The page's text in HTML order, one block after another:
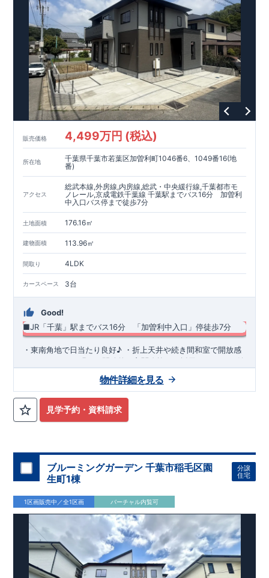
販売価格 4,499万円 (税込)
所在地
千葉県千葉市若葉区加曽利町1046番6、1049番16(地
番)
アクセス
総武本線,外房線,内房線,総武・中央緩行線,千葉都市モ
ノレール,京成電鉄千葉線 千葉駅までバス16分 加曽利
中入口バス停まで徒歩7分
土地面積 176.16㎡
建物面積 113.96㎡
間取り 4LDK
カースペース 3台
Good!
■JR「千葉」駅までバス16分 「加曽利中入口」停徒歩7分
​・東南角地で日当たり良好♪ ・折上天井や続き間和室で開放感
あふれるLDK ・明るく開放的な玄関吹抜けを採用 ・あったら嬉
スタイリッシュな洗面化粧台
【教育施設】◎ 桜木小学校 約900m(徒歩約12分) ◎ 加曽利中
学校 約250m(徒歩約4分)【買物施設】
店 約530m(徒歩約7分) ◎ ウエルシア千葉加曽利店 約700m(徒
■第三者機関が設計・建物検査(全四回)を実施 ■税制優遇あり
4分野6項目で最高等級を取得!
□ 構造の安定 (耐風等級2・耐震等級3) □ 劣化の軽減 (劣化対
策等級3) □ 維持管理への配慮 (維持管理対策等級3) □ 空気環
境 (ホルムアルデヒド発散等級3)
快適に長く住める住宅
【長期優良住宅】■国の定める7つの技術基準をクリア ■税制
優遇あり
【東栄セーフティーダンパー標準装備】 ■制震ダンパ
ーで振れ幅を大幅に低減、繰り返す地震に強い『耐震+制震』
■メンテナンスフリー
現地案内予約受付中詳細やご見学など、お気軽にお問合せ下さ
い♪ 東栄住宅 千葉営業所 TEL:0120-57-1081
見学予約・資料請求
物件詳細を見る
ブルーミングガーデン 千葉市稲毛区園
生町1棟
分譲
住宅
1区画販売中／全1区画 バーチャル内覧可